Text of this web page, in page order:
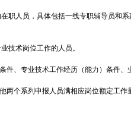
职人员，具体包括一线专职辅导员和
技术岗位工作的人员。
、专业技术工作经历（能力）条件
个系列申报人员满相应岗位额定工作